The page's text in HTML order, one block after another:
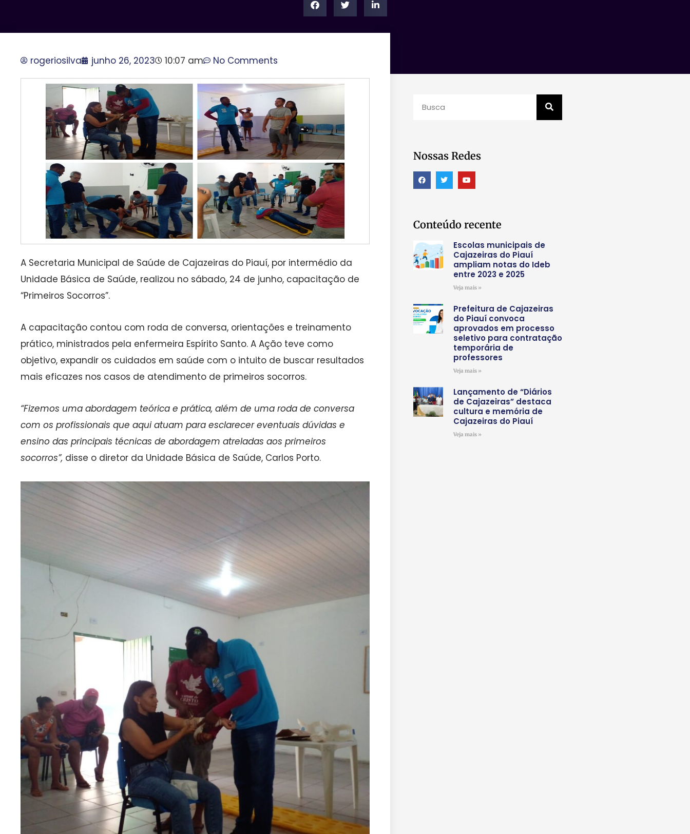
rogeriosilva junho 26, 2023 10:07 am No Comments
A Secretaria Municipal de Saúde de Cajazeiras do Piauí, por intermédio da
Unidade Básica de Saúde, realizou no sábado, 24 de junho, capacitação de
“Primeiros Socorros”.
A capacitação contou com roda de conversa, orientações e treinamento
prático, ministrados pela enfermeira Espírito Santo. A Ação teve como
objetivo, expandir os cuidados em saúde com o intuito de buscar resultados
mais eficazes nos casos de atendimento de primeiros socorros.
“Fizemos uma abordagem teórica e prática, além de uma roda de conversa
com os profissionais que aqui atuam para esclarecer eventuais dúvidas e
ensino das principais técnicas de abordagem atreladas aos primeiros
socorros”, disse o diretor da Unidade Básica de Saúde, Carlos Porto.
Nossas Redes
Conteúdo recente
Escolas municipais de
Cajazeiras do Piauí
ampliam notas do Ideb
entre 2023 e 2025
Veja mais »
Prefeitura de Cajazeiras
do Piauí convoca
aprovados em processo
seletivo para contratação
temporária de
professores
Veja mais »
Lançamento de “Diários
de Cajazeiras” destaca
cultura e memória de
Cajazeiras do Piauí
Veja mais »